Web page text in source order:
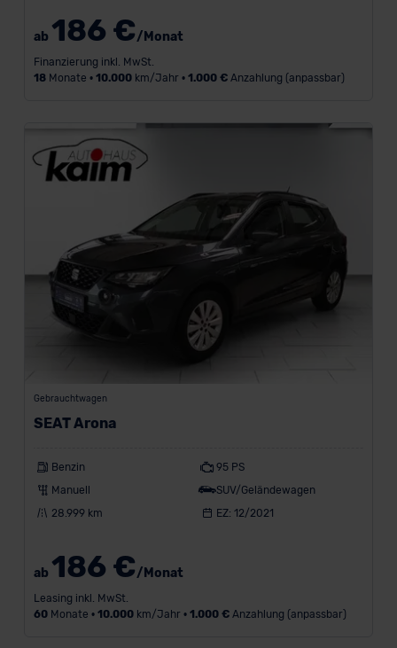
ab 186 €/Monat
Finanzierung inkl. MwSt.
18Monate • 10.000km/Jahr • 1.000 €Anzahlung (anpassbar)
Gebrauchtwagen
SEAT Arona
Benzin
95 PS
Manuell
SUV/Geländewagen
28.999 km
EZ: 12/2021
ab 186 €/Monat
Leasing inkl. MwSt.
60Monate • 10.000km/Jahr • 1.000 €Anzahlung (anpassbar)